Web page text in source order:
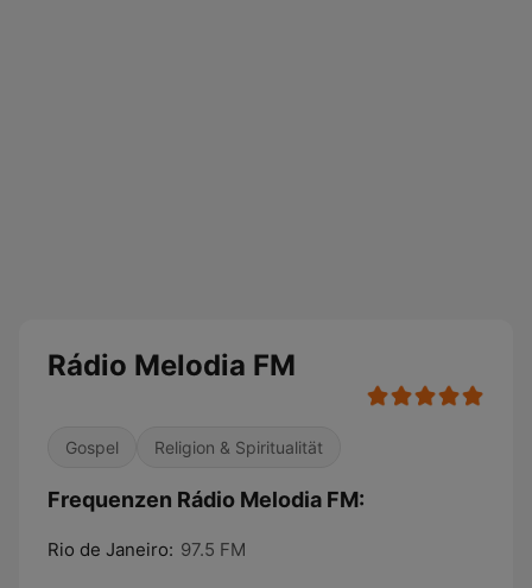
Rádio Melodia FM
Gospel Religion & Spiritualität
Frequenzen Rádio Melodia FM:
Rio de Janeiro: 97.5 FM